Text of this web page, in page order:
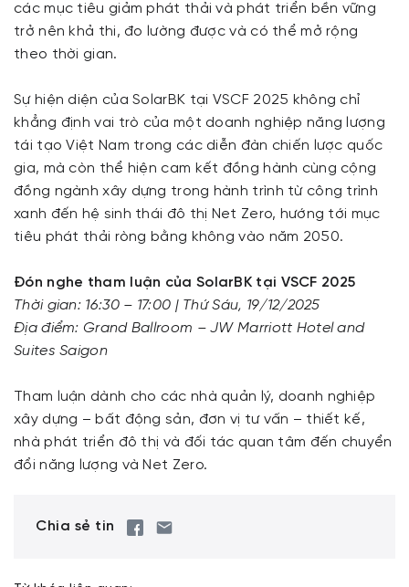
các mục tiêu giảm phát thải và phát triển bền vững
trở nên khả thi, đo lường được và có thể mở rộng
theo thời gian.
Sự hiện diện của SolarBK tại VSCF 2025 không chỉ
khẳng định vai trò của một doanh nghiệp năng lượng
tái tạo Việt Nam trong các diễn đàn chiến lược quốc
gia, mà còn thể hiện cam kết đồng hành cùng cộng
đồng ngành xây dựng trong hành trình từ công trình
xanh đến hệ sinh thái đô thị Net Zero, hướng tới mục
tiêu phát thải ròng bằng không vào năm 2050.
Đón nghe tham luận của SolarBK tại VSCF 2025
Thời gian: 16:30 – 17:00 | Thứ Sáu, 19/12/2025
Địa điểm: Grand Ballroom – JW Marriott Hotel and
Suites Saigon
Tham luận dành cho các nhà quản lý, doanh nghiệp
xây dựng – bất động sản, đơn vị tư vấn – thiết kế,
nhà phát triển đô thị và đối tác quan tâm đến chuyển
đổi năng lượng và Net Zero.
Chia sẻ tin